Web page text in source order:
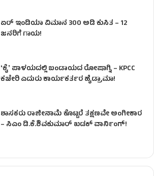
ಏರ್ ಇಂಡಿಯಾ ವಿಮಾನ 300 ಅಡಿ ಕುಸಿತ – 12
ಜನರಿಗೆ ಗಾಯ!
ʻಕೈʼ​ ಪಾಳಯದಲ್ಲಿ ಬಂಡಾಯದ ರೋಷಾಗ್ನಿ – KPCC
ಕಚೇರಿ ಎದುರು ಕಾರ್ಯಕರ್ತರ ಹೈಡ್ರಾಮಾ!
ಶಾಸಕರು ರಾಜೀನಾಮೆ ಕೊಟ್ಟರೆ ತಕ್ಷಣವೇ ಅಂಗೀಕಾರ
– ಸಿಎಂ ಡಿ.ಕೆ.ಶಿವಕುಮಾರ್ ಖಡಕ್ ವಾರ್ನಿಂಗ್!